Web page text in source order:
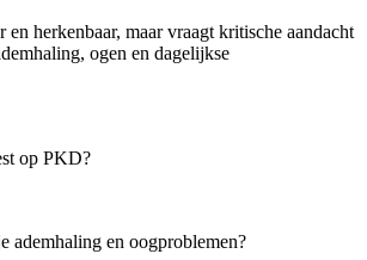
en herkenbaar, maar vraagt kritische aandacht
ogen en dagelijkse
op PKD?
ademhaling en oogproblemen?